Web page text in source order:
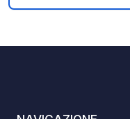
Un luogo di relax e